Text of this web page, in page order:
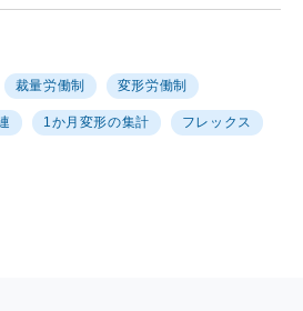
裁量労働制 変形労働制
1か月変形の集計 フレックス